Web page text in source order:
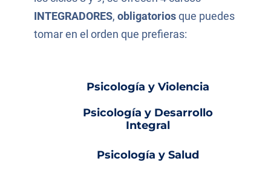
INTEGRADORES, obligatoriosque puedes
tomar en el orden que prefieras:
Psicología y Violencia
Psicología y Desarrollo
Integral
Psicología y Salud